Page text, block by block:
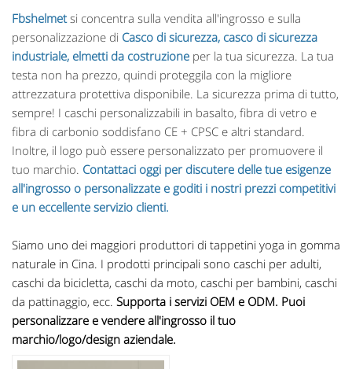
Fbshelmetsi concentra sulla vendita all'ingrosso e sulla
personalizzazione di Casco di sicurezza, casco di sicurezza
industriale, elmetti da costruzione per la tua sicurezza. La tua
testa non ha prezzo, quindi proteggila con la migliore
attrezzatura protettiva disponibile. La sicurezza prima di tutto,
sempre! I caschi personalizzabili in basalto, fibra di vetro e
fibra di carbonio soddisfano CE + CPSC e altri standard.
Inoltre, il logo può essere personalizzato per promuovere il
tuo marchio. Contattaci oggi per discutere delle tue esigenze
all'ingrosso o personalizzate e goditi i nostri prezzi competitivi
e un eccellente servizio clienti.
Siamo uno dei maggiori produttori di tappetini yoga in gomma
naturale in Cina. I prodotti principali sono caschi per adulti,
caschi da bicicletta, caschi da moto, caschi per bambini, caschi
da pattinaggio, ecc. Supporta i servizi OEM e ODM. Puoi
personalizzare e vendere all'ingrosso il tuo
marchio/logo/design aziendale.